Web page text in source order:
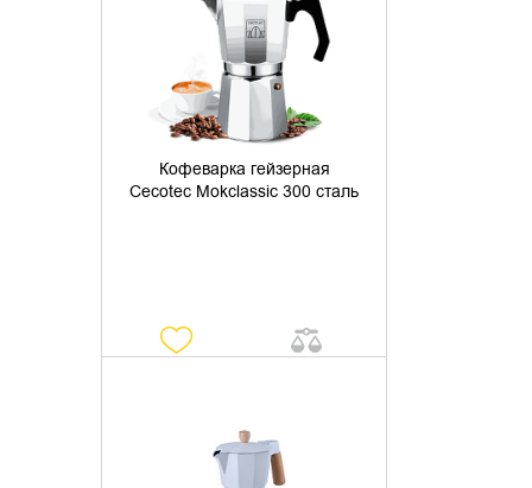
Кофеварка гейзерная
Cecotec Mokclassic 300 сталь